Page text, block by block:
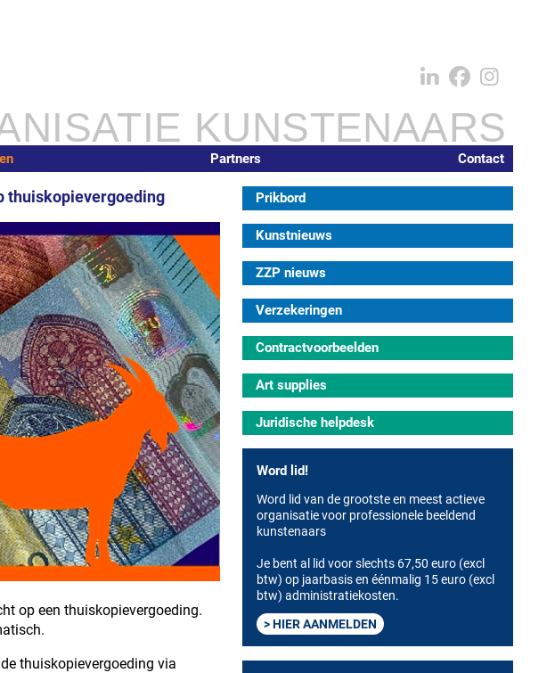
KUNSTENAARS
Partners Contact
thuiskopievergoeding
op een thuiskopievergoeding.
thuiskopievergoeding via
Prikbord
Kunstnieuws
ZZP nieuws
Verzekeringen
Contractvoorbeelden
Art supplies
Juridische helpdesk
Word lid!
Word lid van de grootste en meest actieve
organisatie voor professionele beeldend
kunstenaars
Je bent al lid voor slechts 67,50 euro (excl
btw) op jaarbasis en éénmalig 15 euro (excl
btw) administratiekosten.
HIER AANMELDEN